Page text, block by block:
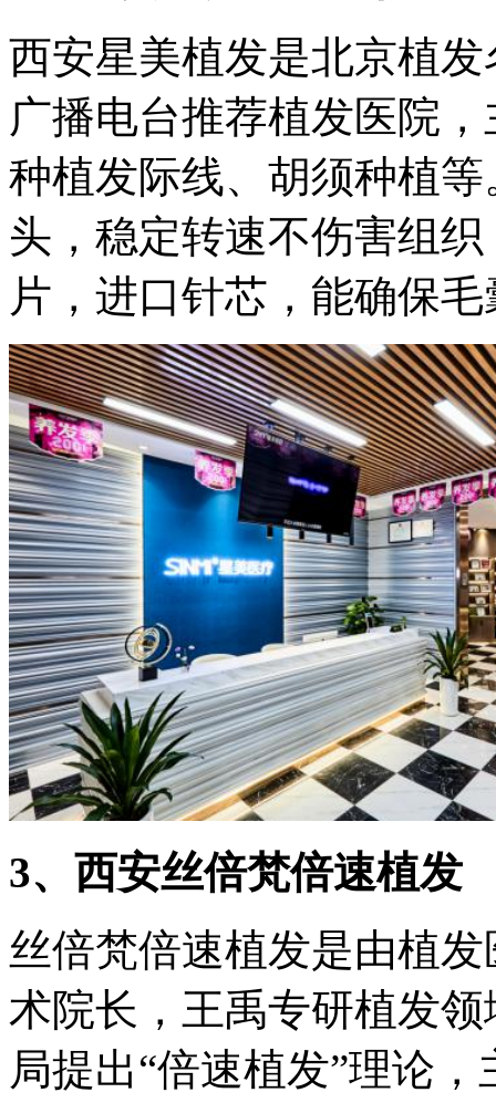
西安星美植发是北京植
广播电台推荐植发医院
种植发际线、胡须种植
头，稳定转速不伤害组
片，进口针芯，能确保
3、西安丝倍梵倍速植发
丝倍梵倍速植发是由植
术院长，王禹专研植发
局提出“倍速植发”理论